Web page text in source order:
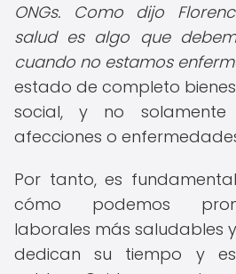
ONGs. Como dijo
salud es algo que
cuando no estamos
estado de completo
social, y no
afecciones o
Por tanto, es
cómo podemos
laborales más saludables
dedican su tiempo y